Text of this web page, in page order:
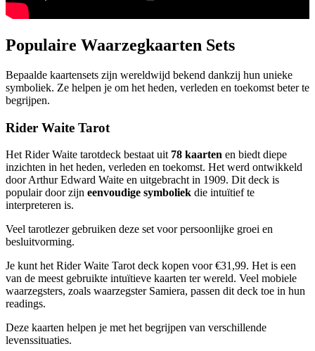
Populaire Waarzegkaarten Sets
Bepaalde kaartensets zijn wereldwijd bekend dankzij hun unieke
symboliek. Ze helpen je om het heden, verleden en toekomst beter te
begrijpen.
Rider Waite Tarot
Het Rider Waite tarotdeck bestaat uit 78 kaarten en biedt diepe
inzichten in het heden, verleden en toekomst. Het werd ontwikkeld
door Arthur Edward Waite en uitgebracht in 1909. Dit deck is
populair door zijn eenvoudige symboliek die intuïtief te
interpreteren is.
Veel tarotlezer gebruiken deze set voor persoonlijke groei en
besluitvorming.
Je kunt het Rider Waite Tarot deck kopen voor €31,99. Het is een
van de meest gebruikte intuïtieve kaarten ter wereld. Veel mobiele
waarzegsters, zoals waarzegster Samiera, passen dit deck toe in hun
readings.
Deze kaarten helpen je met het begrijpen van verschillende
levenssituaties.